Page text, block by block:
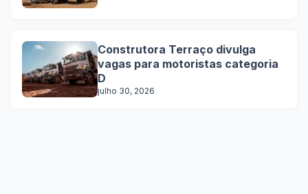
Construtora Terraço divulga
vagas para motoristas categoria
D
julho 30, 2026